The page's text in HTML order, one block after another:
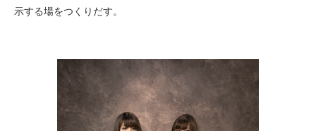
示する場をつくりだす。